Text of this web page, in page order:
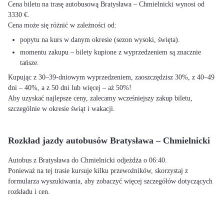
Cena biletu na trasę autobusową Bratysława – Chmielnicki wynosi od
3330 €.
Cena może się różnić w zależności od:
popytu na kurs w danym okresie (sezon wysoki, święta).
momentu zakupu – bilety kupione z wyprzedzeniem są znacznie
tańsze.
Kupując z 30–39-dniowym wyprzedzeniem, zaoszczędzisz 30%, z 40–49
dni – 40%, a z 50 dni lub więcej – aż 50%!
Aby uzyskać najlepsze ceny, zalecamy wcześniejszy zakup biletu,
szczególnie w okresie świąt i wakacji.
Rozkład jazdy autobusów Bratysława – Chmielnicki
Autobus z Bratysława do Chmielnicki odjeżdża o 06:40.
Ponieważ na tej trasie kursuje kilku przewoźników, skorzystaj z
formularza wyszukiwania, aby zobaczyć więcej szczegółów dotyczących
rozkładu i cen.